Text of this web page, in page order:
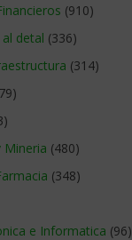
(910)
detal (336)
(314)
Mineria (480)
(348)
e Informatica (96)